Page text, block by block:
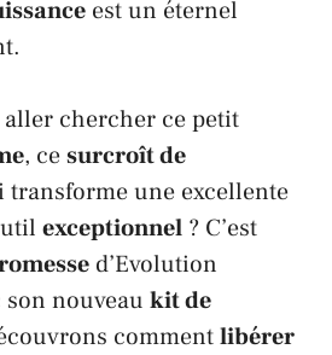
est un éternel
aller chercher ce petit
, cesurcroît de
transforme une excellente
exceptionnel ? C’est
d’Evolution
son nouveau kit de
commentlibérer